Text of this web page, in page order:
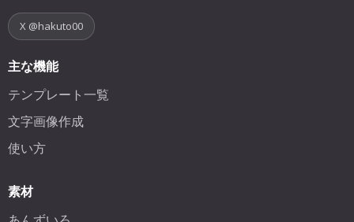
X @hakuto00
主な機能
テンプレート一覧
文字画像作成
使い方
素材